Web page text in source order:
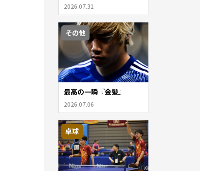
2026.07.31
その他
最高の一瞬『金髪』
2026.07.06
卓球